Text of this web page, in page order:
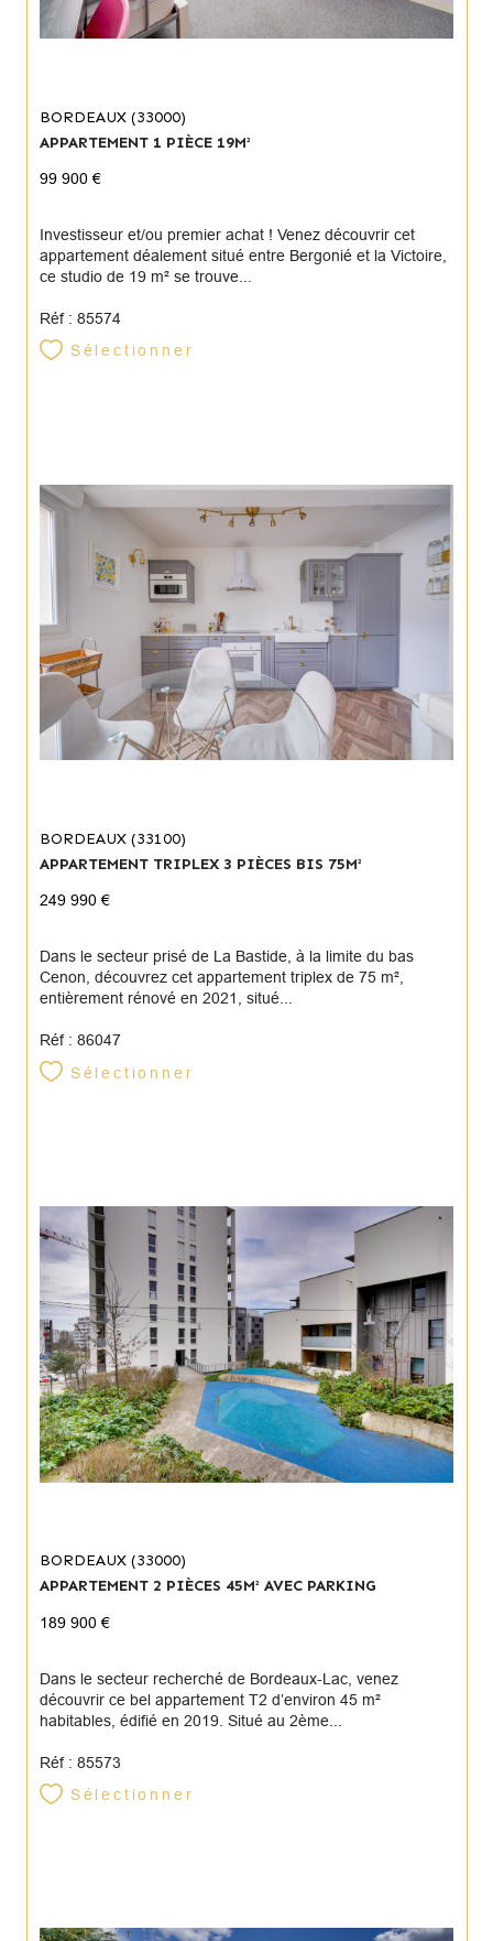
BORDEAUX (33000)
APPARTEMENT 1 PIÈCE 19M²
99 900 €
Investisseur et/ou premier achat ! Venez découvrir cet
appartement déalement situé entre Bergonié et la Victoire,
ce studio de 19 m² se trouve...
Réf : 85574
Sélectionner
BORDEAUX (33100)
APPARTEMENT TRIPLEX 3 PIÈCES BIS 75M²
249 990 €
Dans le secteur prisé de La Bastide, à la limite du bas
Cenon, découvrez cet appartement triplex de 75 m²,
entièrement rénové en 2021, situé...
Réf : 86047
Sélectionner
BORDEAUX (33000)
APPARTEMENT 2 PIÈCES 45M² AVEC PARKING
189 900 €
Dans le secteur recherché de Bordeaux-Lac, venez
découvrir ce bel appartement T2 d’environ 45 m²
habitables, édifié en 2019. Situé au 2ème...
Réf : 85573
Sélectionner